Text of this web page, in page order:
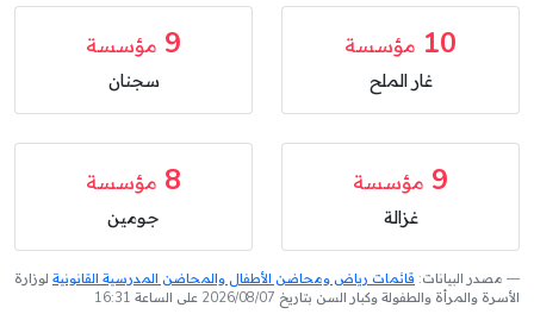
10 مؤسسة
غار الملح
9 مؤسسة
سجنان
9 مؤسسة
غزالة
8 مؤسسة
جومين
مصدر البيانات: قائمات رياض ومحاضن الأطفال والمحاضن المدرسية القانونية لوزارة
الأسرة والمرأة والطفولة وكبار السن بتاريخ 2026/08/07 على الساعة 16:31